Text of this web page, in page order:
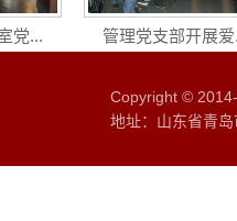
... 管理党支部开展爱...
Copyright ©
地址：山东省青